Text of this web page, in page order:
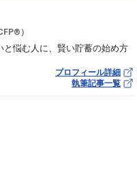
）
と悩む人に、賢い貯蓄の始め方
プロフィール詳細
執筆記事一覧